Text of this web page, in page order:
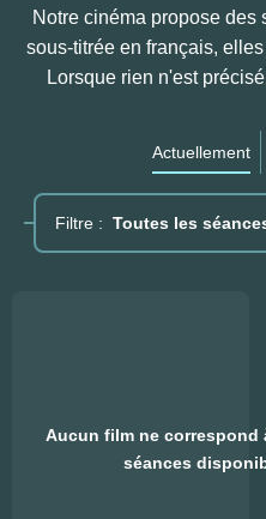
Notre cinéma propose
sous-titrée en français,
Lorsque rien n'est
Actuellement
Filtre : Toutes les
Aucun film ne correspond
séances